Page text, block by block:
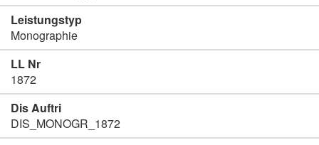
Leistungstyp
Monographie
LL Nr
1872
Dis Auftri
DIS_MONOGR_1872